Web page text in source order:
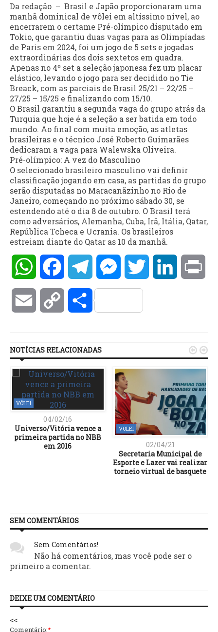
Da redação – Brasil e Japão proporcionaram uma
manhã dominical de vôlei em altíssimo nível, ao
encerrarem o certame Pré-olímpico disputado em
Tokio, que garantiu duas vagas para as Olimpíadas
de Paris em 2024, foi um jogo de 5 sets e jogadas
extraordinárias dos dois sextetos em quadra.
Apenas no 4º set a seleção japonesa fez um placar
elástico, levando o jogo para ser decidido no Tie
Breack, com as parciais de Brasil 25/21 – 22/25 –
27/25 – 15/25 e finalizando com 15/10.
O Brasil garantiu a segunda vaga do grupo atrás da
Turquia que hoje é a seleção a ser batida em todo
mundo. Ao final com muita emoção, as atletas
brasileiras e o técnico José Roberto Guimarães
dedicaram a vaga para Walewska Oliveira.
Pré-olímpico: A vez do Masculino
O selecionado brasileiro masculino vai definir
classificação jogando em casa, as partidas do grupo
serão disputadas no Maracanãzinho no Rio de
Janeiro, começando no próximo sábado 30, se
estendendo até o dia 8 de outubro. O Brasil terá
como adversários, Alemanha, Cuba, Irã, Itália, Qatar,
República Tcheca e Ucrania. Os brasileiros
estreiam diante do Qatar as 10 da manhã.
WhatsAppFacebookTelegramMessengerTwitter LinkedIn
Email Copy Compartilhar
NOTÍCIAS RELACIONADAS
VÔLEI
04/02/16
Universo/Vitória vence a
primeira partida no NBB
em 2016
VÔLEI
02/04/21
Secretaria Municipal de
Esporte e Lazer vai realizar
torneio virtual de basquete
 
SEM COMENTÁRIOS
Sem Comentários!
Não há comentários, mas você pode ser o
primeiro a comentar.
DEIXE UM COMENTÁRIO
<<
Comentário:*